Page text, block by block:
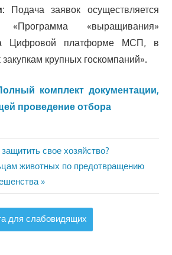
Подача заявок осуществляется
«выращивания»
Цифровой платформе МСП, в
закупкам крупных госкомпаний».
комплект документации,
проведение отбора
свое хозяйство?
животных по предотвращению
для слабовидящих